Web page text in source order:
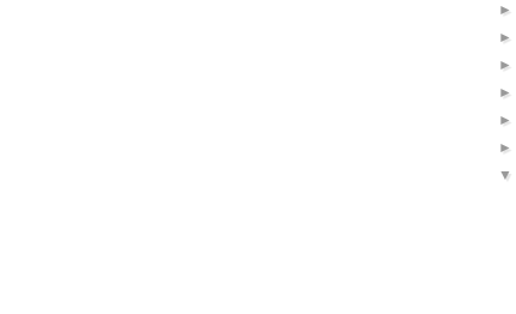
►
►
►
►
►
►
▼